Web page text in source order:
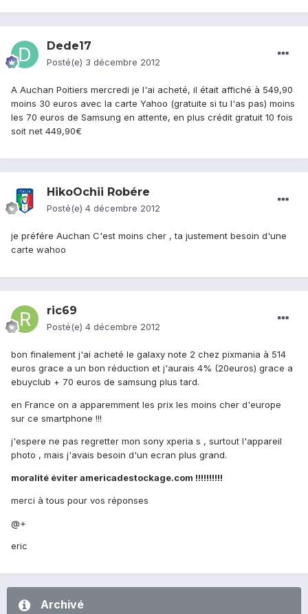
Dede17
Posté(e) 3 décembre 2012
A Auchan Poitiers mercredi je l'ai acheté, il était affiché à 549,90
moins 30 euros avec la carte Yahoo (gratuite si tu l'as pas) moins
les 70 euros de Samsung en attente, en plus crédit gratuit 10 fois
soit net 449,90€
HikoOchii Robére
Posté(e) 4 décembre 2012
je préfére Auchan C'est moins cher , ta justement besoin d'une
carte wahoo
ric69
Posté(e) 4 décembre 2012
bon finalement j'ai acheté le galaxy note 2 chez pixmania à 514
euros grace a un bon réduction et j'aurais 4% (20euros) grace a
ebuyclub + 70 euros de samsung plus tard.
en France on a apparemment les prix les moins cher d'europe
sur ce smartphone !!!
j'espere ne pas regretter mon sony xperia s , surtout l'appareil
photo , mais j'avais besoin d'un ecran plus grand.
moralité éviter americadestockage.com !!!!!!!!!!
merci à tous pour vos réponses
@+
eric
Archivé